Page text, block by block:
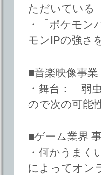
ただいている
・「ポケモ
モンIPの強さ
■音楽映像事業
・舞台：「弱
ので次の可能
■ゲーム業界
・何かうま
によってオン